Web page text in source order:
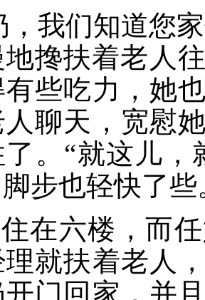
，我们知道您
搀扶着老人
些吃力， 她
聊天，宽慰
。 “就这儿，
步也轻快了些
在六楼，而
就扶着老人
门回家，并